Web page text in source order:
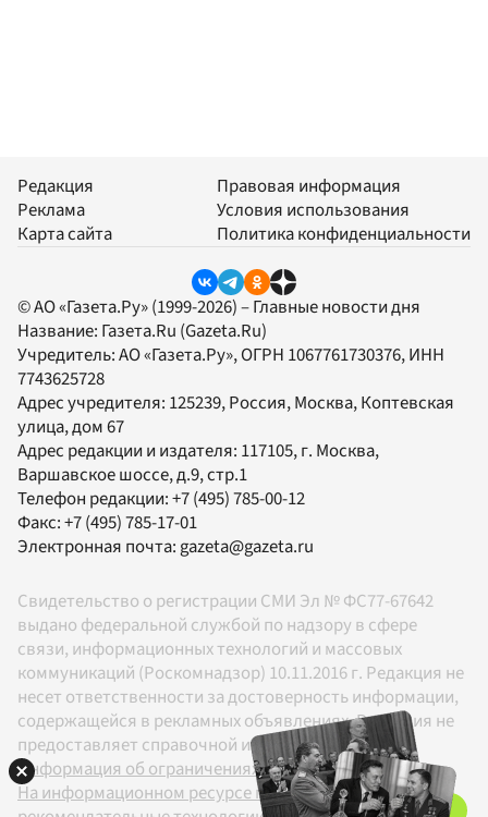
Редакция
Реклама
Карта сайта
Правовая информация
Условия использования
Политика конфиденциальности
© АО «Газета.Ру» (1999-2026) – Главные новости дня
Название: Газета.Ru (Gazeta.Ru)
Учредитель:АО «Газета.Ру», ОГРН 1067761730376, ИНН
7743625728
Адрес учредителя: 125239, Россия, Москва, Коптевская
улица, дом 67
Адрес редакции и издателя: 117105, г. Москва,
Варшавское шоссе, д.9, стр.1
Телефон редакции:+7 (495) 785-00-12
Факс:+7 (495) 785-17-01
Электронная почта: gazeta@gazeta.ru
Свидетельство о регистрации СМИ Эл № ФС77-67642
выдано федеральной службой по надзору в сфере
связи, информационных технологий и массовых
коммуникаций (Роскомнадзор) 10.11.2016 г. Редакция не
несет ответственности за достоверность информации,
содержащейся в рекламных объявлениях. Редакция не
предоставляет справочной информации.
Информация об ограничениях
На информационном ресурсе применяются